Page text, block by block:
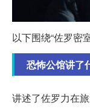
以下围绕“佐罗密
恐怖公馆讲了
讲述了佐罗力在